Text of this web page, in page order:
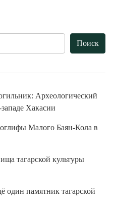
Археологический
Хакасии
Малого Баян-Кола в
тагарской культуры
один памятник тагарской